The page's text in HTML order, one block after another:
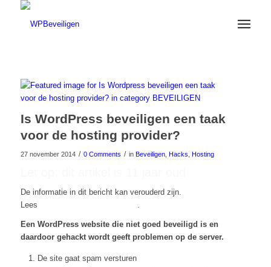
Is WordPress beveiligen een taak
voor de hosting provider?
27 november 2014 / 0 Comments / in Beveiligen, Hacks Hosting
De informatie in dit bericht kan verouderd zijn.
Lees
.
Een WordPress website die niet goed beveiligd is en
daardoor gehackt wordt geeft problemen op de server.
De site gaat spam versturen